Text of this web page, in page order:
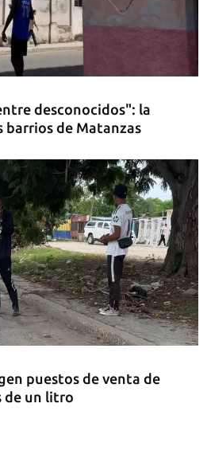
desconocidos": la
barrios de Matanzas
puestos de venta de
de un litro